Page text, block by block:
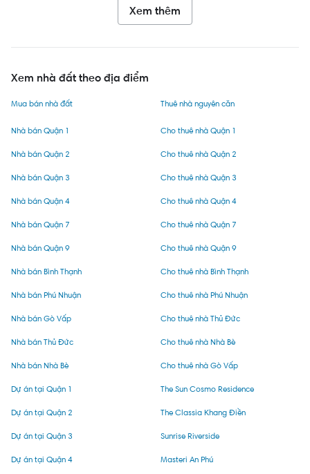
Xem thêm
Xem nhà đất theo địa điểm
Mua bán nhà đất
Nhà bán Quận 1
Nhà bán Quận 2
Nhà bán Quận 3
Nhà bán Quận 4
Nhà bán Quận 7
Nhà bán Quận 9
Nhà bán Bình Thạnh
Nhà bán Phú Nhuận
Nhà bán Gò Vấp
Nhà bán Thủ Đức
Nhà bán Nhà Bè
Thuê nhà nguyên căn
Cho thuê nhà Quận 1
Cho thuê nhà Quận 2
Cho thuê nhà Quận 3
Cho thuê nhà Quận 4
Cho thuê nhà Quận 7
Cho thuê nhà Quận 9
Cho thuê nhà Bình Thạnh
Cho thuê nhà Phú Nhuận
Cho thuê nhà Thủ Đức
Cho thuê nhà Nhà Bè
Cho thuê nhà Gò Vấp
Dự án tại Quận 1
Dự án tại Quận 2
Dự án tại Quận 3
Dự án tại Quận 4
The Sun Cosmo Residence
The Classia Khang Điền
Sunrise Riverside
Masteri An Phú